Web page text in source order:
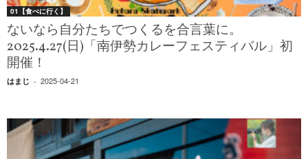
01【食べに行く】
ないなら自分たちでつくるを合言葉に。
2025.4.27(日)「南伊勢カレーフェスティバル」初
開催！
はまじ - 2025-04-21